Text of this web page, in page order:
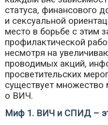
статуса, финансового
и сексуальной
место в борьбе с этим
профилактической
несмотря на
проводимых акций,
просветительских
существует
о ВИЧ.
Миф 1. ВИЧ и СПИД –